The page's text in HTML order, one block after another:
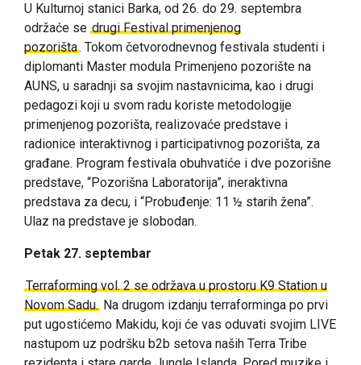
U Kulturnoj stanici Barka, od 26. do 29. septembra
održaće se drugi Festival primenjenog
pozorišta. Tokom četvorodnevnog festivala studenti i
diplomanti Master modula Primenjeno pozorište na
AUNS, u saradnji sa svojim nastavnicima, kao i drugi
pedagozi koji u svom radu koriste metodologije
primenjenog pozorišta, realizovaće predstave i
radionice interaktivnog i participativnog pozorišta, za
građane. Program festivala obuhvatiće i dve pozorišne
predstave, “Pozorišna Laboratorija”, ineraktivna
predstava za decu, i “Probuđenje: 11 ½ starih žena”.
Ulaz na predstave je slobodan.
Petak 27. septembar
Terraforming vol. 2 se održava u prostoru K9 Station u
Novom Sadu. Na drugom izdanju terraforminga po prvi
put ugostićemo Makidu, koji će vas oduvati svojim LIVE
nastupom uz podršku b2b setova naših Terra Tribe